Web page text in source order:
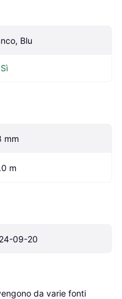
Blu
Sì
mm
m
09-20
da varie fonti